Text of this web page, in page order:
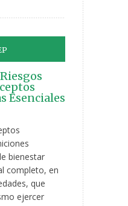
Esenciales
bienestar
completo, en
que
ejercer